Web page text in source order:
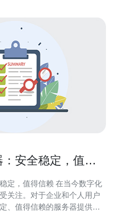
安全稳定，值得
信赖 在当今数字化
关注。对于企业和个人用户
、值得信赖的服务器提供商